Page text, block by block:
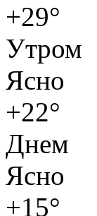
+29°
Утром
Ясно
+22°
Днем
Ясно
+15°